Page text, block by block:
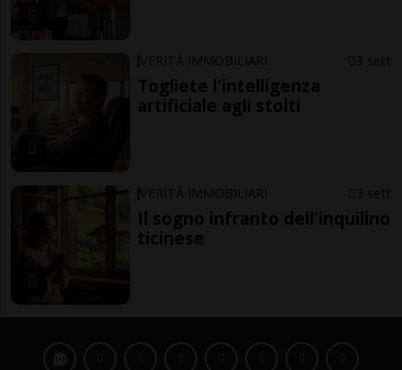
VERITÀ IMMOBILIARI 3 sett
Togliete l'intelligenza
artificiale agli stolti
VERITÀ IMMOBILIARI 3 sett
Il sogno infranto dell'inquilino
ticinese